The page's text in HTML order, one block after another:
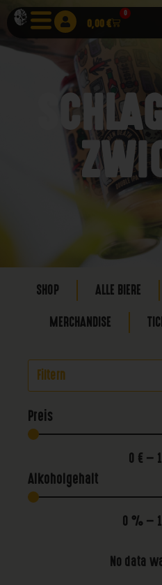
0,00€
0
SHOP ALLE BIERE
MERCHANDISE
Filtern
Preis
0 € —
Alkoholgehalt
0 % —
No data